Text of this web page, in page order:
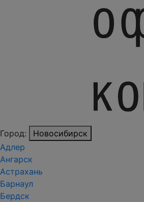
Город:
Новосибирск
Адлер
Ангарск
Астрахань
Барнаул
Бердск